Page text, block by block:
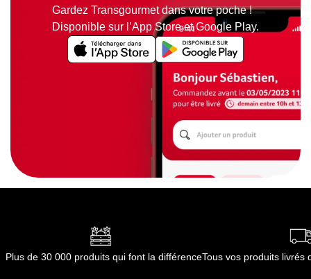
Gardez Transgourmet dans votre poche !
Disponible sur l’App Store et Google Play.
Plus de 30 000 produits qui font la différenceTous vos produits livrés